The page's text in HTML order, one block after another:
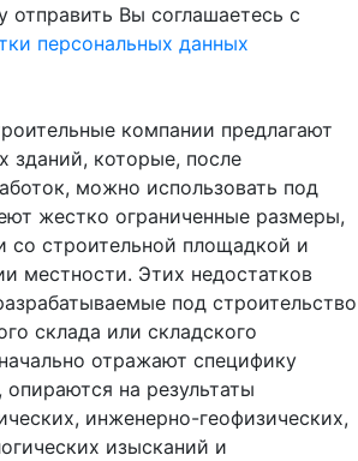
отправить Вы соглашаетесь с
персональных данных
компании предлагают
зданий, которые, после
можно использовать под
жестко ограниченные размеры,
со строительной площадкой и
местности. Этих недостатков
под строительство
склада или складского
отражают специфику
опираются на результаты
инженерно-геофизических,
изысканий и